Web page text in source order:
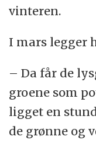
vinteren.
I mars legger
– Da får de
groene som
ligget en
de grønne og